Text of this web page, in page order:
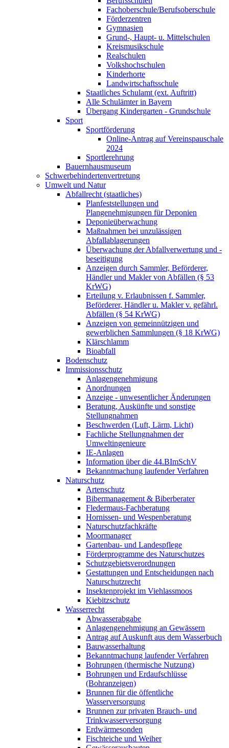
Fachoberschule/Berufsoberschule
Förderzentren
Gymnasien
Grund-, Haupt- u. Mittelschulen
Kreismusikschule
Realschulen
Volkshochschulen
Kinderhorte
Landwirtschaftsschule
Staatliches Schulamt (ext. Auftritt)
Alle Schulämter in Bayern
Übergang Kindergarten - Grundschule
Sport
Sportförderung
Online-Antrag auf Vereinspauschale
2024
Sportlerehrung
Bauernhausmuseum
Schwerbehindertenvertretung
Umwelt und Natur
Abfallrecht (staatliches)
Planfeststellungen und
Plangenehmigungen für Deponien
Deponieüberwachung
Maßnahmen bei unzulässigen
Abfallablagerungen
Überwachung der Abfallverwertung und -
beseitigung
Anzeigen durch Sammler, Beförderer,
Händler und Makler von Abfällen (§ 53
KrWG)
Erteilung v. Erlaubnissen f. Sammler,
Beförderer, Händler u. Makler v. gefährl.
Abfällen (§ 54 KrWG)
Anzeigen von gemeinnützigen und
gewerblichen Sammlungen (§ 18 KrWG)
Klärschlamm
Bioabfall
Bodenschutz
Immissionsschutz
Anlagengenehmigung
Anordnungen
Anzeige - unwesentlicher Änderungen
Beratung, Auskünfte und sonstige
Stellungnahmen
Beschwerden (Luft, Lärm, Licht)
Fachliche Stellungnahmen der
Umweltingenieure
IE-Anlagen
Information über die 44.BImSchV
Bekanntmachung laufender Verfahren
Naturschutz
Artenschutz
Bibermanagement & Biberberater
Fledermaus-Fachberatung
Hornissen- und Wespenberatung
Naturschutzfachkräfte
Moormanager
Gartenbau- und Landespflege
Förderprogramme des Naturschutzes
Schutzgebietsverordnungen
Gestattungen und Entscheidungen nach
Naturschutzrecht
Insektenprojekt im Viehlassmoos
Kiebitzschutz
Wasserrecht
Abwasserabgabe
Anlagengenehmigung an Gewässern
Antrag auf Auskunft aus dem Wasserbuch
Bauwasserhaltung
Bekanntmachung laufender Verfahren
Bohrungen (thermische Nutzung)
Bohrungen und Erdaufschlüsse
(Bohranzeigen)
Brunnen für die öffentliche
Wasserversorgung
Brunnen zur privaten Brauch- und
Trinkwasserversorgung
Erdwärmesonden
Fischteiche und Weiher